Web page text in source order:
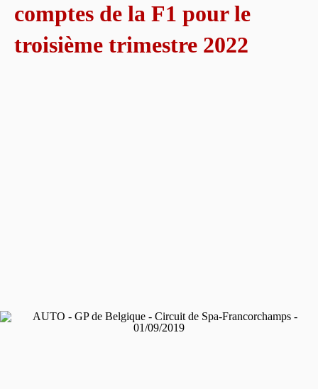
comptes de la F1 pour le
troisième trimestre 2022